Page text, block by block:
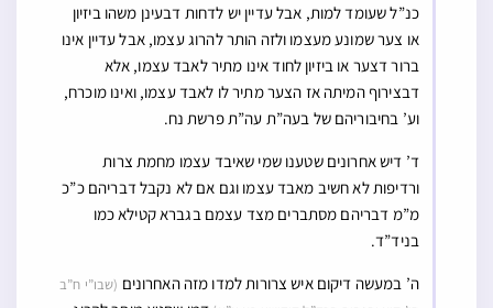
כנ”ל שעומד למות, אבל עדיין יש לדחות דבעינן משהו ביזיון
או צער שמונע מעצמו ולזה הותר להרוג עצמו, אבל עדיין אינו
ברור דצער או ביזיון לחוד אינו מתיר לאבד עצמו, אלא
דבצירוף המיתה אז הצער מתיר לו לאבד עצמו, ואינו מוכרח,
וע’ בחיבוריהם של בעה”ת עה”ת פרשת נח.
ד’ דיש אחרונים שטענו שמי שאיבד עצמו מחמת צרות
ורדיפות לא חשיב מאבד עצמו וגם אם לא נקבל דבריהם כ”כ
מ”מ דבריהם מסתברים מצד עצמם בגברא קטילא כמו
בניד”ד.
ה’ במעשה דיקום איש צרורות למדו מזה האחרונים (שבו”י ח”ב